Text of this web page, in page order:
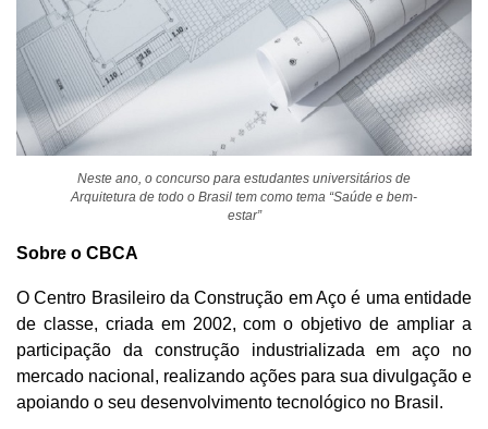
Neste ano, o concurso para estudantes universitários de
Arquitetura de todo o Brasil tem como tema “Saúde e bem-
estar”
Sobre o CBCA
O Centro Brasileiro da Construção em Aço é uma entidade
de classe, criada em 2002, com o objetivo de ampliar a
participação da construção industrializada em aço no
mercado nacional, realizando ações para sua divulgação e
apoiando o seu desenvolvimento tecnológico no Brasil.